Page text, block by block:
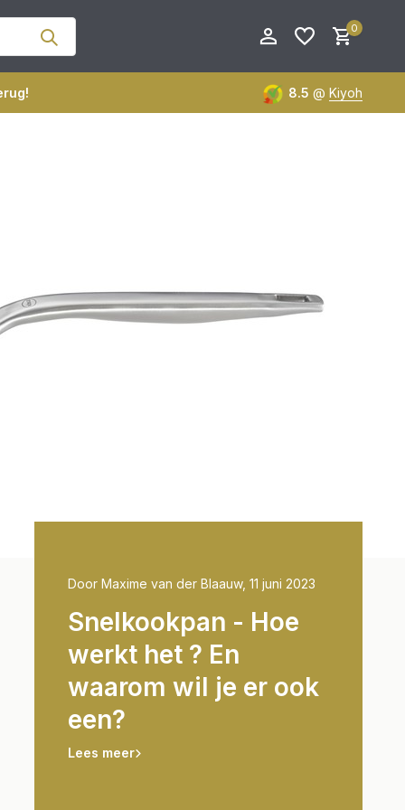
0
8.5 @ Kiyoh
Door Maxime van der Blaauw, 11 juni 2023
Snelkookpan - Hoe
werkt het ? En
waarom wil je er ook
een?
Lees meer